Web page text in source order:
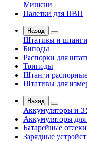
Мишени
Палетки для ПВП
Назад
Штативы и штанги
Биподы
Распорки для
Триподы
Штанги распорные
Штативы для
Назад
Аккумуляторы и
Аккумуляторы
Батарейные отсеки
Зарядные